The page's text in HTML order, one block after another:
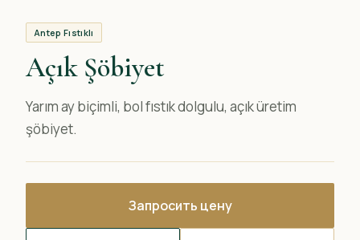
Antep Fıstıklı
Açık Şöbiyet
Yarım ay biçimli, bol fıstık dolgulu, açık üretim
şöbiyet.
Запросить цену